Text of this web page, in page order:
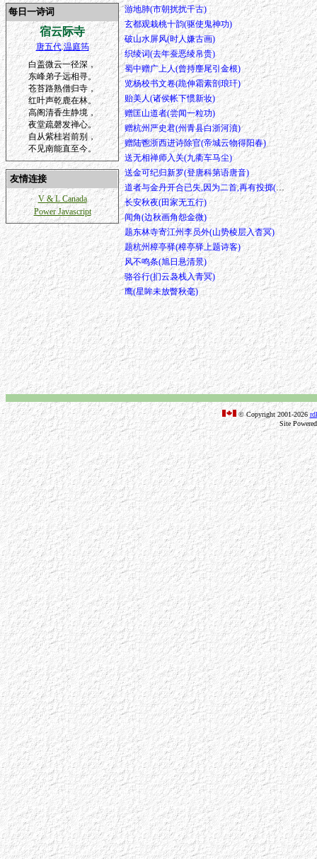
每日一诗词
宿云际寺
唐五代.温庭筠
白盖微云一径深，
东峰弟子远相寻。
苍苔路熟僧归寺，
红叶声乾鹿在林。
高阁清香生静境，
夜堂疏磬发禅心。
自从紫桂岩前别，
不见南能直至今。
友情连接
V & L Canada
Power Javascript
游地肺(市朝扰扰千古)
玄都观栽桃十韵(驱使鬼神功)
破山水屏风(时人嫌古画)
织绫词(去年蚕恶绫帛贵)
蜀中赠广上人(曾持麈尾引金根)
览杨校书文卷(跪伸霜素剖琅玕)
贻美人(诸侯帐下惯新妆)
赠匡山道者(尝闻一粒功)
赠杭州严史君(州青县白浙河濆)
赠陆鬯浙西进诗除官(帝城云物得阳春)
送无相禅师入关(九衢车马尘)
送金可纪归新罗(登唐科第语唐音)
道者与金丹开合已失,因为二首,再有投掷(木钻钻盘石)
长安秋夜(田家无五行)
闻角(边秋画角怨金微)
题东林寺寄江州李员外(山势棱层入杳冥)
题杭州樟亭驿(樟亭驿上题诗客)
风不鸣条(旭日悬清景)
骆谷行(扪云袅栈入青冥)
鹰(星眸未放瞥秋毫)
© Copyright 2001-2026
Site